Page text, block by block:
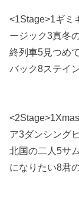
<1Stage>1ギミ
ージック3真冬
終列車5見つめ
バック8ステイ
ア3ダンシング
北国の二人5サ
になりたい8君